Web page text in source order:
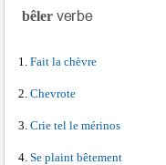
bêler
Fait la chèvre
Chevrote
Crie tel le mérinos
Se plaint bêtement